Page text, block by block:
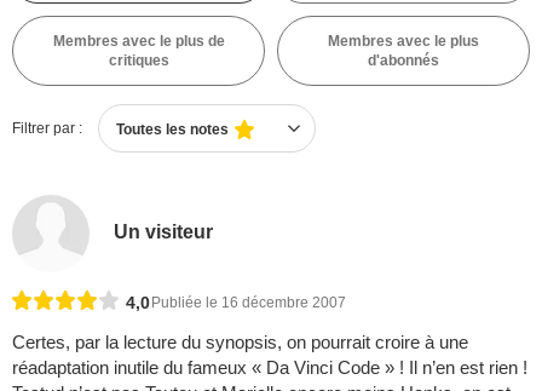
Membres avec le plus de
critiques
Membres avec le plus
d'abonnés
Filtrer par : Toutes les notes
Un visiteur
4,0 Publiée le 16 décembre 2007
Certes, par la lecture du synopsis, on pourrait croire à une
réadaptation inutile du fameux « Da Vinci Code » ! Il n’en est rien !